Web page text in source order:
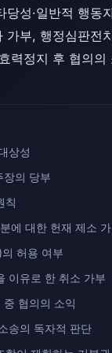
당성·일반적 행
부, 행정심판
력정지 후 협의
상성
장의 당부
칙
에 대한 헌재 제소
허용 여부
이유로 한 취소 가부
중 협의의 소익
송의 독자적 판단